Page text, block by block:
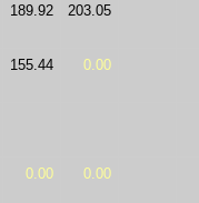
189.92 203.05
155.44 0.00
0.00 0.00